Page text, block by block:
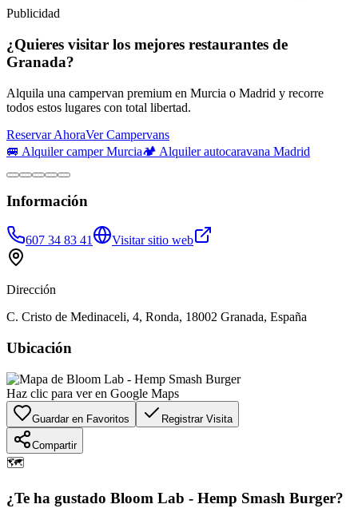
Publicidad
¿Quieres visitar los mejores restaurantes de
Granada?
Alquila una campervan premium en Murcia o Madrid y recorre
todos estos lugares con total libertad.
Reservar AhoraVer Campervans
🚐 Alquiler camper Murcia🏕️ Alquiler autocaravana Madrid
Información
607 34 83 41 Visitar sitio web
Dirección
C. Cristo de Medinaceli, 4, Ronda, 18002 Granada, España
Ubicación
Haz clic para ver en Google Maps
Guardar en Favoritos Registrar Visita
Compartir
🗺️
¿Te ha gustado Bloom Lab - Hemp Smash Burger?